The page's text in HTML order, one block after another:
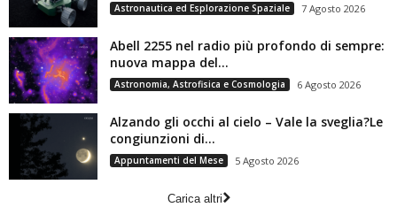
Astronautica ed Esplorazione Spaziale 7 Agosto 2026
Abell 2255 nel radio più profondo di sempre:
nuova mappa del...
Astronomia, Astrofisica e Cosmologia 6 Agosto 2026
Alzando gli occhi al cielo – Vale la sveglia?Le
congiunzioni di...
Appuntamenti del Mese 5 Agosto 2026
Carica altri